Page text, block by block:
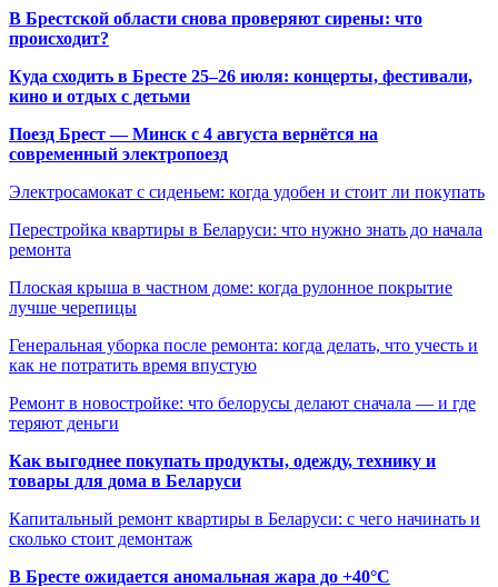
В Брестской области снова проверяют сирены: что
происходит?
Куда сходить в Бресте 25–26 июля: концерты, фестивали,
кино и отдых с детьми
Поезд Брест — Минск с 4 августа вернётся на
современный электропоезд
Электросамокат с сиденьем: когда удобен и стоит ли покупать
Перестройка квартиры в Беларуси: что нужно знать до начала
ремонта
Плоская крыша в частном доме: когда рулонное покрытие
лучше черепицы
Генеральная уборка после ремонта: когда делать, что учесть и
как не потратить время впустую
Ремонт в новостройке: что белорусы делают сначала — и где
теряют деньги
Как выгоднее покупать продукты, одежду, технику и
товары для дома в Беларуси
Капитальный ремонт квартиры в Беларуси: с чего начинать и
сколько стоит демонтаж
В Бресте ожидается аномальная жара до +40°C